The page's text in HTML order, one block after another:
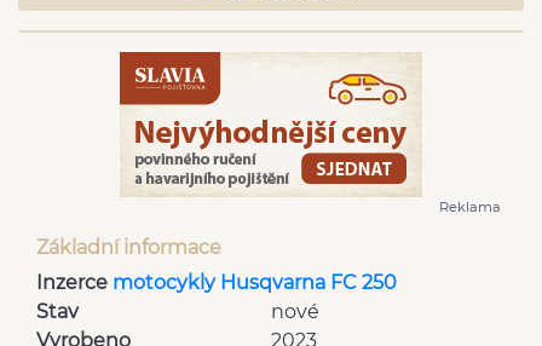
Reklama
Základní informace
Inzerce motocykly Husqvarna FC 250
Stav
nové
Vyrobeno
2023